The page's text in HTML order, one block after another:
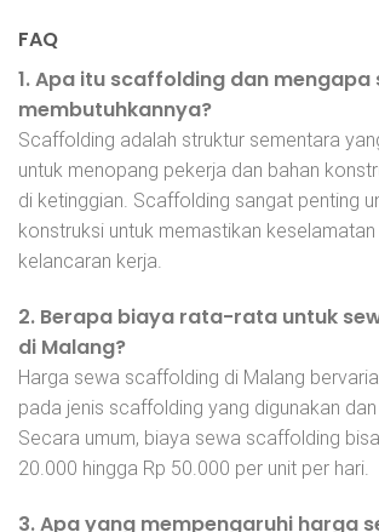
FAQ
1. Apa itu scaffolding dan mengapa
membutuhkannya?
Scaffolding adalah struktur sementara
untuk menopang pekerja dan bahan
di ketinggian. Scaffolding sangat penting
konstruksi untuk memastikan
kelancaran kerja.
2. Berapa biaya rata-rata untuk
di Malang?
Harga sewa scaffolding di Malang
pada jenis scaffolding yang digunakan
Secara umum, biaya sewa scaffolding
20.000 hingga Rp 50.000 per unit per hari.
3. Apa yang mempengaruhi harga